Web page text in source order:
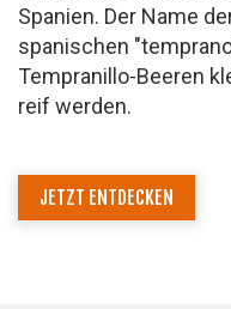
Spanien. Der Name
spanischen
Tempranillo-Beeren
reif werden.
JETZT ENTDECKEN